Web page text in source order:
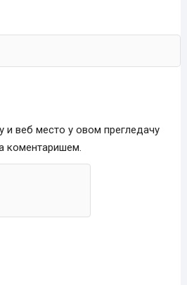
и веб место у овом прегледачу
коментаришем.